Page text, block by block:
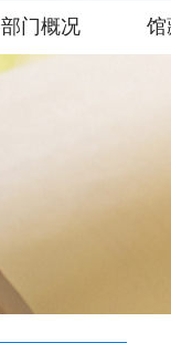
部门概况 馆